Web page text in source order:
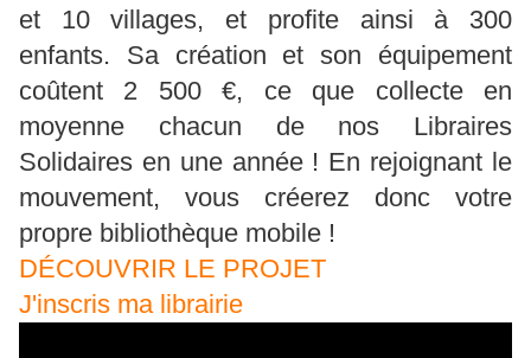
et 10 villages, et profite ainsi à 300
enfants. Sa création et son équipement
coûtent 2 500 €, ce que collecte en
moyenne chacun de nos Libraires
Solidaires en une année ! En rejoignant le
mouvement, vous créerez donc votre
propre bibliothèque mobile !
DÉCOUVRIR LE PROJET
J'inscris ma librairie